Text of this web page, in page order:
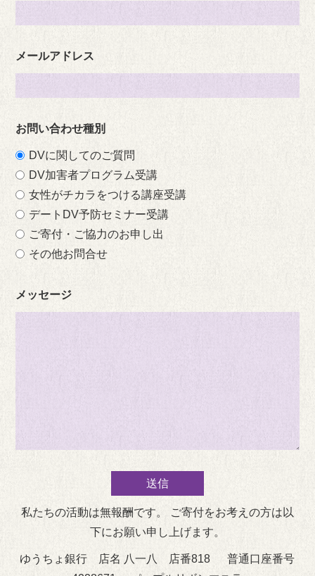
メールアドレス
お問い合わせ種別
DVに関してのご質問
DV加害者プログラム受講
女性がチカラをつける講座受講
デートDV予防セミナー受講
ご寄付・ご協力のお申し出
その他お問合せ
メッセージ
私たちの活動は無報酬です。 ご寄付をお考えの方は以
下にお願い申し上げます。
ゆうちょ銀行 店名 八一八 店番818 普通口座番号